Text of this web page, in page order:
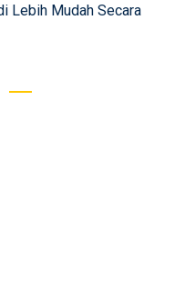
Lebih Mudah Secara